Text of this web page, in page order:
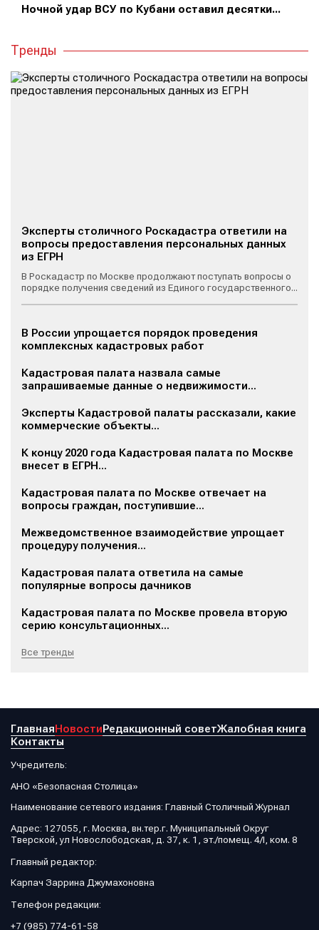
Ночной удар ВСУ по Кубани оставил десятки...
Тренды
Эксперты столичного Роскадастра ответили на
вопросы предоставления персональных данных
из ЕГРН
В Роскадастр по Москве продолжают поступать вопросы о
порядке получения сведений из Единого государственного...
В России упрощается порядок проведения
комплексных кадастровых работ
Кадастровая палата назвала самые
запрашиваемые данные о недвижимости...
Эксперты Кадастровой палаты рассказали, какие
коммерческие объекты...
К концу 2020 года Кадастровая палата по Москве
внесет в ЕГРН...
Кадастровая палата по Москве отвечает на
вопросы граждан, поступившие...
Межведомственное взаимодействие упрощает
процедуру получения...
Кадастровая палата ответила на самые
популярные вопросы дачников
Кадастровая палата по Москве провела вторую
серию консультационных...
Все тренды
ГлавнаяНовостиРедакционный советЖалобная книга
Контакты
Учредитель:
АНО «Безопасная Столица»
Наименование сетевого издания: Главный Столичный Журнал
Адрес: 127055, г. Москва, вн.тер.г. Муниципальный Округ
Тверской, ул Новослободская, д. 37, к. 1, эт./помещ. 4/I, ком. 8
Главный редактор:
Карпач Заррина Джумахоновна
Телефон редакции:
+7 (985) 774-61-58